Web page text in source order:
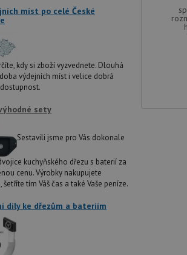
míst po celé České
kdy si zboží vyzvednete. Dlouhá
výdejních míst i velice dobrá
sety
Sestavili jsme pro Vás dokonale
kuchyňského dřezu s baterií za
cenu. Výrobky nakupujete
šetříte tím Váš čas a také Vaše peníze.
díly ke dřezům a bateriím
__Secure-
VISITOR_INFO1_LIVE